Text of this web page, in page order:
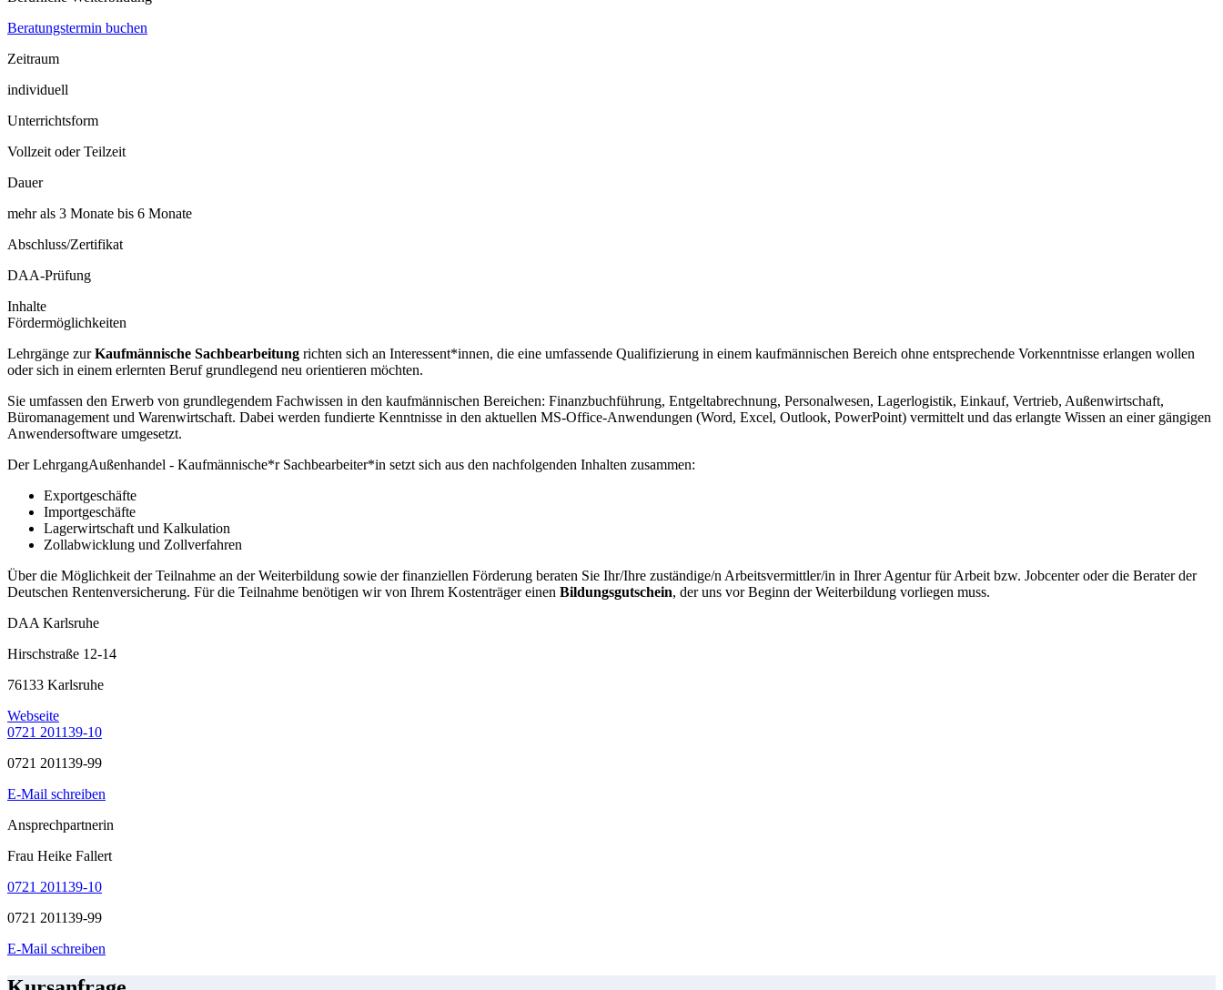
Beratungstermin buchen
Zeitraum
individuell
Unterrichtsform
Vollzeit oder Teilzeit
Dauer
mehr als 3 Monate bis 6 Monate
Abschluss/Zertifikat
DAA-Prüfung
Inhalte
Fördermöglichkeiten
Lehrgänge zurKaufmännische Sachbearbeitung richten sich an Interessent*innen, die eine umfassende Qualifizierung in einem kaufmännischen Bereich ohne entsprechende Vorkenntnisse erlangen wollen
oder sich in einem erlernten Beruf grundlegend neu orientieren möchten.
Sie umfassen den Erwerb von grundlegendem Fachwissen in den kaufmännischen Bereichen: Finanzbuchführung, Entgeltabrechnung, Personalwesen, Lagerlogistik, Einkauf, Vertrieb, Außenwirtschaft,
Büromanagement und Warenwirtschaft. Dabei werden fundierte Kenntnisse in den aktuellen MS-Office-Anwendungen (Word, Excel, Outlook, PowerPoint) vermittelt und das erlangte Wissen an einer gängigen
Anwendersoftware umgesetzt.
Der LehrgangAußenhandel - Kaufmännische*r Sachbearbeiter*in setzt sich aus den nachfolgenden Inhalten zusammen:
Exportgeschäfte
Importgeschäfte
Lagerwirtschaft und Kalkulation
Zollabwicklung und Zollverfahren
Über die Möglichkeit der Teilnahme an der Weiterbildung sowie der finanziellen Förderung beraten Sie Ihr/Ihre zuständige/n Arbeitsvermittler/in in Ihrer Agentur für Arbeit bzw. Jobcenter oder die Berater der
Deutschen Rentenversicherung. Für die Teilnahme benötigen wir von Ihrem Kostenträger einen Bildungsgutschein, der uns vor Beginn der Weiterbildung vorliegen muss.
DAA Karlsruhe
Hirschstraße 12-14
76133 Karlsruhe
Webseite
0721 201139-10
0721 201139-99
E-Mail schreiben
Ansprechpartnerin
Frau Heike Fallert
0721 201139-10
0721 201139-99
E-Mail schreiben